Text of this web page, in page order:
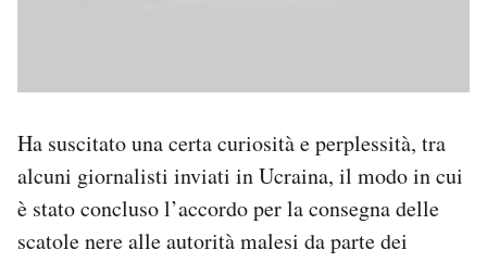
Ha suscitato una certa curiosità e perplessità, tra
alcuni giornalisti inviati in Ucraina, il modo in cui
è stato concluso l’accordo per la consegna delle
scatole nere alle autorità malesi da parte dei